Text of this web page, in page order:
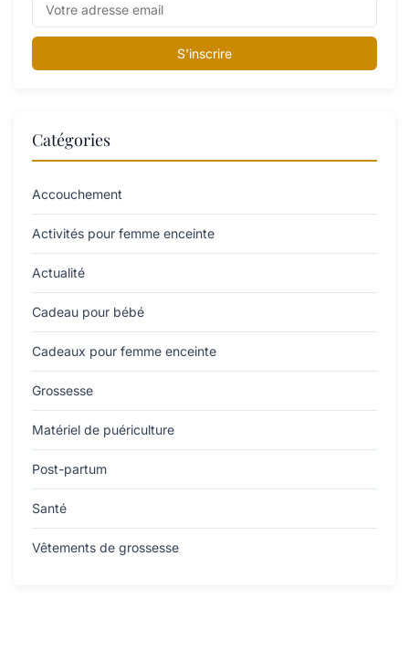
S'inscrire
Catégories
Accouchement
Activités pour femme enceinte
Actualité
Cadeau pour bébé
Cadeaux pour femme enceinte
Grossesse
Matériel de puériculture
Post-partum
Santé
Vêtements de grossesse